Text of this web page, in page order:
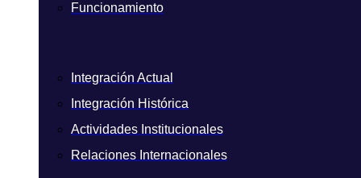
Funcionamiento
Integración Actual
Integración Histórica
Actividades Institucionales
Relaciones Internacionales